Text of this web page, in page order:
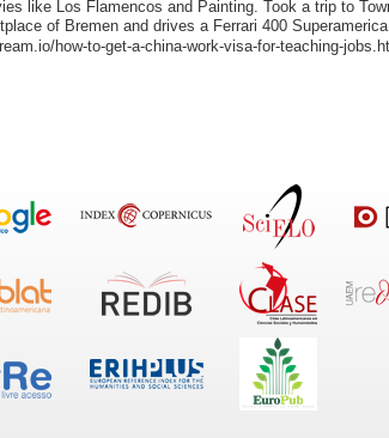
like Los Flamencos and Painting. Took a trip to
of Bremen and drives a Ferrari 400
how-to-get-a-china-work-visa-for-teaching-